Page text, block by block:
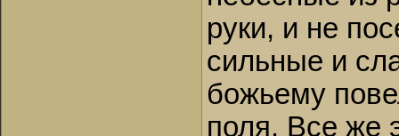
руки, и не
сильные и
божьему
поля. Все же